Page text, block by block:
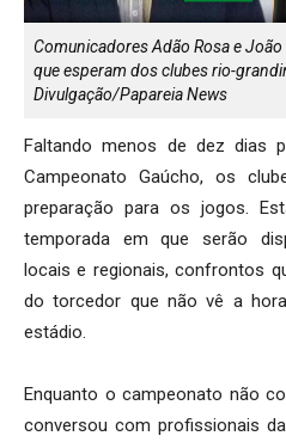
Comunicadores Adão Rosa e
que esperam dos clubes rio-
Divulgação/Papareia News
Faltando menos de dez dias
Campeonato Gaúcho, os
preparação para os jogos.
temporada em que serão
locais e regionais, confrontos
do torcedor que não vê a
estádio.
Enquanto o campeonato não
conversou com profissionais